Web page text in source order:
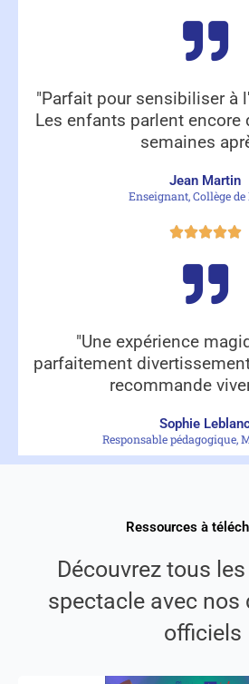
"Parfait pour sensibiliser à
Les enfants parlent encore
semaines
Jean Martin
Enseignant, Collège
"Une expérience
parfaitement
recommande
Sophie
Responsable pédagogique,
Ressources à
Découvrez tous
spectacle avec nos
officiels